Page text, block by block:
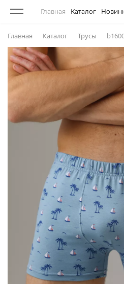
Главная Каталог
Главная Каталог Трусы